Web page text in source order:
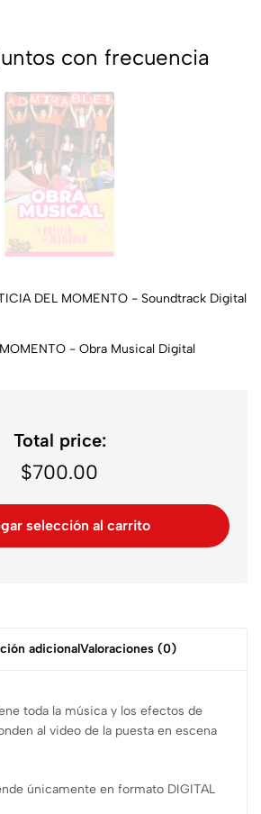
con frecuencia
DEL MOMENTO - Soundtrack Digital
- Obra Musical Digital
Total price:
$700.00
selección al carrito
adicionalValoraciones (0)
toda la música y los efectos de
al video de la puesta en escena
únicamente en formato DIGITAL